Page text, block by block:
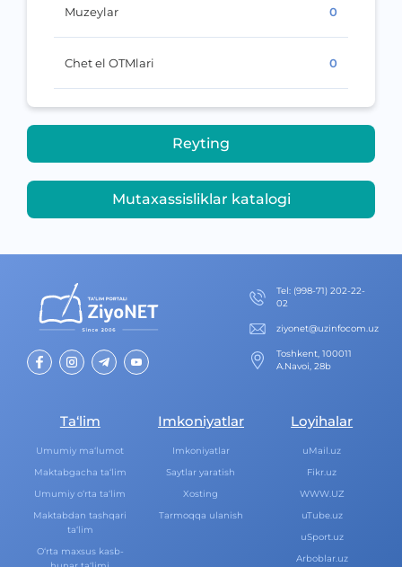
Muzeylar 0
Chet el OTMlari 0
Reyting
Mutaxassisliklar katalogi
Теl: (998-71) 202-22-
02
ziyonet@uzinfocom.uz
Toshkent, 100011
A.Navoi, 28b
Ta‘lim
Umumiy ma‘lumot
Maktabgacha ta‘lim
Umumiy o‘rta ta‘lim
Maktabdan tashqari
ta‘lim
O‘rta maxsus kasb-
Imkoniyatlar
Imkoniyatlar
Saytlar yaratish
Xosting
Tarmoqqa ulanish
Loyihalar
uMail.uz
Fikr.uz
WWW.UZ
uTube.uz
uSport.uz
Arboblar.uz